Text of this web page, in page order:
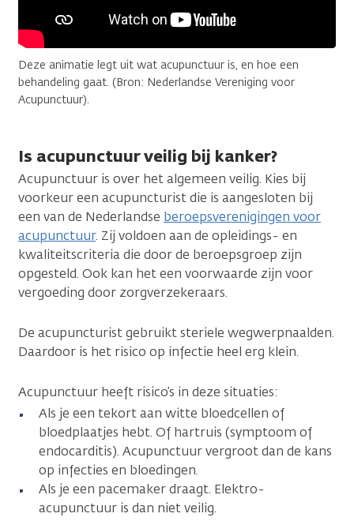
Deze animatie legt uit wat acupunctuur is, en hoe een
behandeling gaat. (Bron: Nederlandse Vereniging voor
Acupunctuur).
Is acupunctuur veilig bij kanker?
Acupunctuur is over het algemeen veilig. Kies bij
voorkeur een acupuncturist die is aangesloten bij
een van de Nederlandse beroepsverenigingen voor
acupunctuur. Zij voldoen aan de opleidings- en
kwaliteitscriteria die door de beroepsgroep zijn
opgesteld. Ook kan het een voorwaarde zijn voor
vergoeding door zorgverzekeraars.
De acupuncturist gebruikt steriele wegwerpnaalden.
Daardoor is het risico op infectie heel erg klein.
Acupunctuur heeft risico’s in deze situaties:
Als je een tekort aan witte bloedcellen of
bloedplaatjes hebt. Of hartruis (symptoom of
endocarditis). Acupunctuur vergroot dan de kans
op infecties en bloedingen.
Als je een pacemaker draagt. Elektro-
acupunctuur is dan niet veilig.